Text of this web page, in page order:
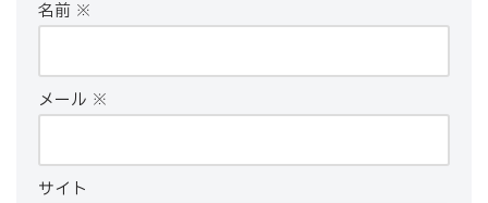
名前 ※
メール ※
サイト